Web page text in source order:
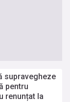
supravegheze
pentru
renunțat la